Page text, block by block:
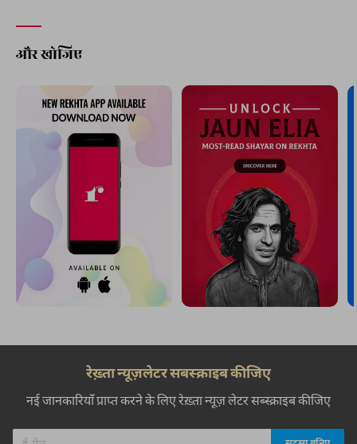
और खोजिए
रेख़्ता न्यूज़लेटर सबस्क्राइब कीजिए
नई जानकारियाँ प्राप्त करने के लिए रेख़्ता न्यूज़ लेटर सब्स्क्राइब कीजिए